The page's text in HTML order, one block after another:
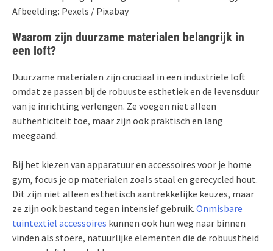
Afbeelding: Pexels / Pixabay
Waarom zijn duurzame materialen belangrijk in
een loft?
Duurzame materialen zijn cruciaal in een industriële loft
omdat ze passen bij de robuuste esthetiek en de levensduur
van je inrichting verlengen. Ze voegen niet alleen
authenticiteit toe, maar zijn ook praktisch en lang
meegaand.
Bij het kiezen van apparatuur en accessoires voor je home
gym, focus je op materialen zoals staal en gerecycled hout.
Dit zijn niet alleen esthetisch aantrekkelijke keuzes, maar
ze zijn ook bestand tegen intensief gebruik. Onmisbare
tuintextiel accessoires kunnen ook hun weg naar binnen
vinden als stoere, natuurlijke elementen die de robuustheid